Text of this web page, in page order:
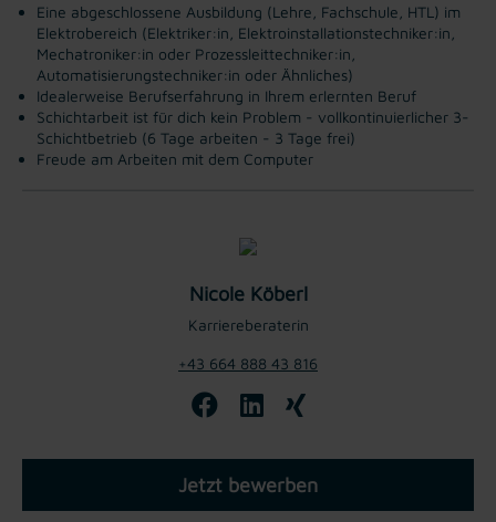
Eine abgeschlossene Ausbildung (Lehre, Fachschule, HTL) im
Elektrobereich (Elektriker:in, Elektroinstallationstechniker:in,
Mechatroniker:in oder Prozessleittechniker:in,
Automatisierungstechniker:in oder Ähnliches)
Idealerweise Berufserfahrung in Ihrem erlernten Beruf
Schichtarbeit ist für dich kein Problem - vollkontinuierlicher 3-
Schichtbetrieb (6 Tage arbeiten - 3 Tage frei)
Freude am Arbeiten mit dem Computer
Nicole Köberl
Karriereberaterin
+43 664 888 43 816
Jetzt bewerben